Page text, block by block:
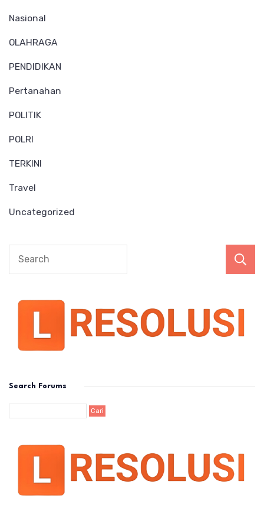
Nasional
OLAHRAGA
PENDIDIKAN
Pertanahan
POLITIK
POLRI
TERKINI
Travel
Uncategorized
Search Forums